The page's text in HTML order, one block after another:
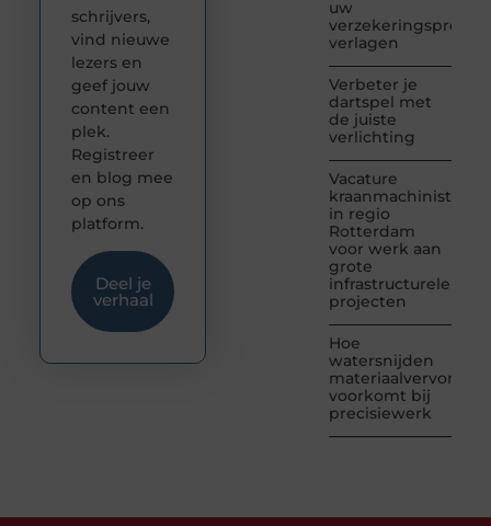
uw
verzekeringspremie
verlagen
Verbeter je
dartspel met
de juiste
verlichting
Vacature
kraanmachinist
in regio
Rotterdam
voor werk aan
grote
infrastructurele
projecten
Hoe
watersnijden
voorkomt bij
precisiewerk
schrijvers,
vind nieuwe
lezers en
geef jouw
content een
plek.
Registreer
en blog mee
op ons
platform.
Deel je
verhaal